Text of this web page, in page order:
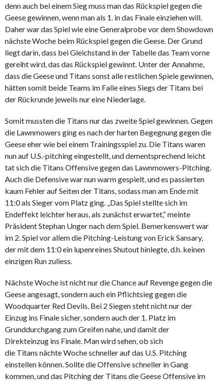
denn auch bei einem Sieg muss man das Rückspiel gegen die
Geese gewinnen, wenn man als 1. in das Finale einziehen will.
Daher war das Spiel wie eine Generalprobe vor dem Showdown
nächste Woche beim Rückspiel gegen die Geese. Der Grund
liegt darin, dass bei Gleichstand in der Tabelle das Team vorne
gereiht wird, das das Rückspiel gewinnt. Unter der Annahme,
dass die Geese und Titans sonst alle restlichen Spiele gewinnen,
hätten somit beide Teams im Falle eines Siegs der Titans bei
der Rückrunde jeweils nur eine Niederlage.
Somit mussten die Titans nur das zweite Spiel gewinnen. Gegen
die Lawnmowers ging es nach der harten Begegnung gegen die
Geese eher wie bei einem Trainingsspiel zu. Die Titans waren
nun auf U.S.-pitching eingestellt, und dementsprechend leicht
tat sich die Titans Offensive gegen das Lawnmowers-Pitching.
Auch die Defensive war nun warm gespielt, und es passierten
kaum Fehler auf Seiten der Titans, sodass man am Ende mit
11:0 als Sieger vom Platz ging. „Das Spiel stellte sich im
Endeffekt leichter heraus, als zunächst erwartet,“ meinte
Präsident Stephan Unger nach dem Spiel. Bemerkenswert war
im 2. Spiel vor allem die Pitching-Leistung von Erick Sansary,
der mit dem 11:0 ein lupenreines Shutout hinlegte, d.h. keinen
einzigen Run zuliess.
Nächste Woche ist nicht nur die Chance auf Revenge gegen die
Geese angesagt, sondern auch ein Pflichtsieg gegen die
Woodquarter Red Devils. Bei 2 Siegen steht nicht nur der
Einzug ins Finale sicher, sondern auch der 1. Platz im
Grunddurchgang zum Greifen nahe, und damit der
Direkteinzug ins Finale. Man wird sehen, ob sich
die Titans nächte Woche schneller auf das U.S. Pitching
einstellen können. Sollte die Offensive schneller in Gang
kommen, und das Pitching der Titans die Geese Offensive im